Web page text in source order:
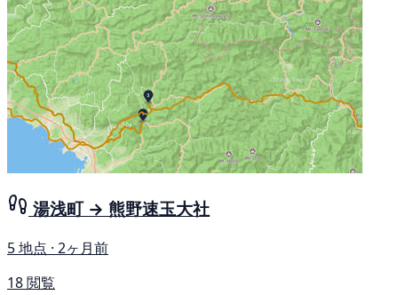
湯浅町 → 熊野速玉大社
5 地点 · 2ヶ月前
18 閲覧